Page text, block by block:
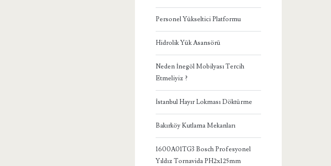
Personel Yükseltici Platformu
Hidrolik Yük Asansörü
Neden İnegöl Mobilyası Tercih
Etmeliyiz ?
İstanbul Hayır Lokması Döktürme
Bakırköy Kutlama Mekanları
1600A01TG3 Bosch Profesyonel
Yıldız Tornavida PH2x125mm